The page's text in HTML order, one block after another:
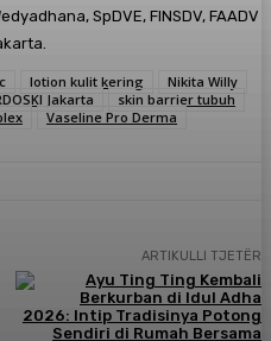
SpDVE, FINSDV, FAADV
lotion kulit kering
Nikita Willy
Jakarta
skin barrier tubuh
Vaseline Pro Derma
ARTIKULLI TJETËR